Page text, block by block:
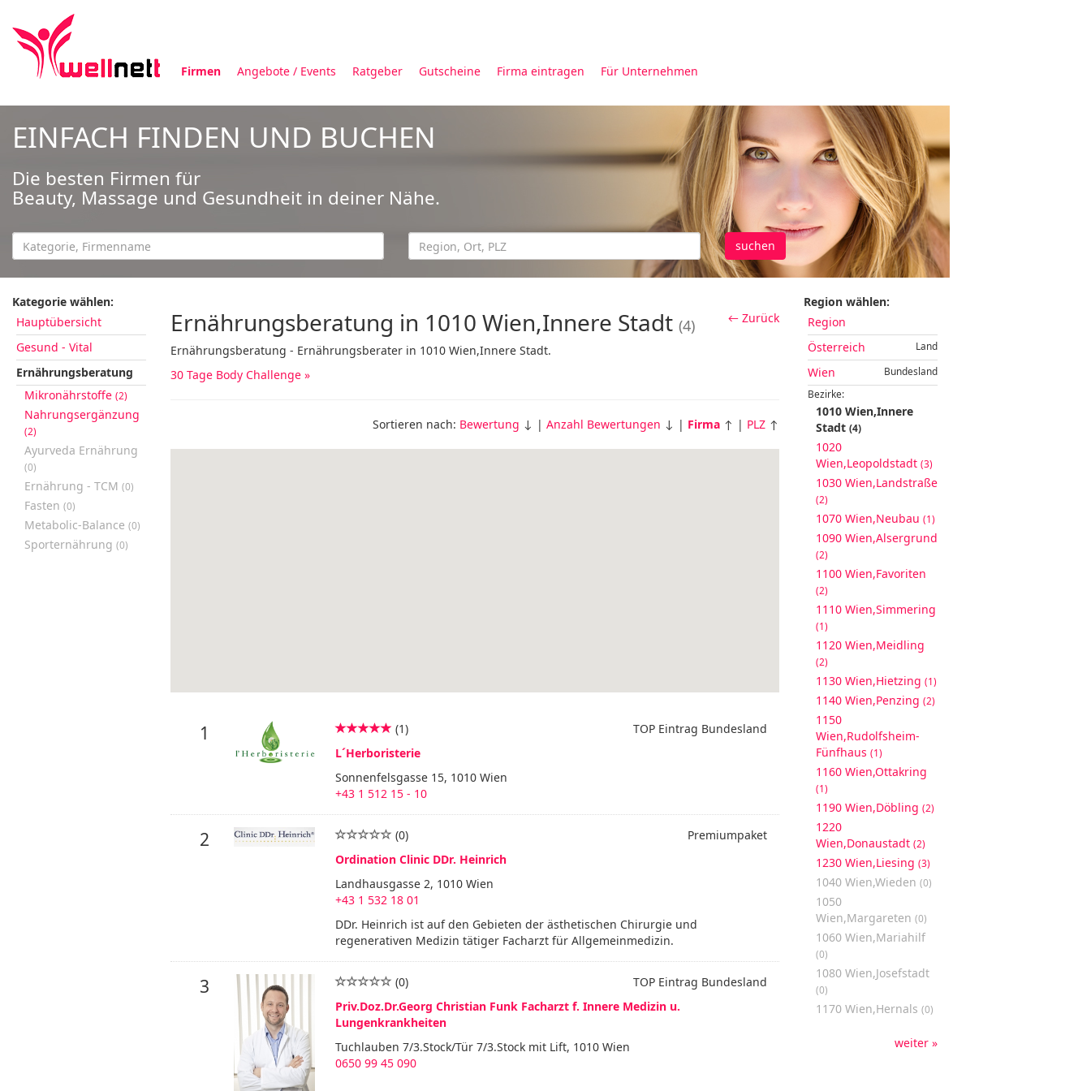
Firmen Angebote / Events Ratgeber Gutscheine Firma eintragen Für Unternehmen
EINFACH FINDEN UND BUCHEN
Die besten Firmen für
Beauty, Massage und Gesundheit in deiner Nähe.
suchen
Kategorie wählen:
Hauptübersicht
Gesund - Vital
Ernährungsberatung
Mikronährstoffe (2)
Nahrungsergänzung
(2)
Ayurveda Ernährung
(0)
Ernährung - TCM (0)
Fasten (0)
Metabolic-Balance (0)
Sporternährung (0)
← Zurück
Ernährungsberatung in 1010 Wien,Innere Stadt (4)
Ernährungsberatung - Ernährungsberater in 1010 Wien,Innere Stadt.
30 Tage Body Challenge »
Sortieren nach: Bewertung ↓ | Anzahl Bewertungen ↓ | Firma ↑ | PLZ ↑
1 TOP Eintrag Bundesland
(1)
L´Herboristerie
Sonnenfelsgasse 15, 1010 Wien
+43 1 512 15 - 10
2 Premiumpaket
(0)
Ordination Clinic DDr. Heinrich
Landhausgasse 2, 1010 Wien
+43 1 532 18 01
DDr. Heinrich ist auf den Gebieten der ästhetischen Chirurgie und
regenerativen Medizin tätiger Facharzt für Allgemeinmedizin.
3 TOP Eintrag Bundesland
(0)
Priv.Doz.Dr.Georg Christian Funk Facharzt f. Innere Medizin u.
Lungenkrankheiten
Tuchlauben 7/3.Stock/Tür 7/3.Stock mit Lift, 1010 Wien
0650 99 45 090
Region wählen:
Region
Land
Österreich
Bundesland
Wien
Bezirke:
1010 Wien,Innere
Stadt (4)
1020
Wien,Leopoldstadt (3)
1030 Wien,Landstraße
(2)
1070 Wien,Neubau (1)
1090 Wien,Alsergrund
(2)
1100 Wien,Favoriten
(2)
1110 Wien,Simmering
(1)
1120 Wien,Meidling
(2)
1130 Wien,Hietzing (1)
1140 Wien,Penzing (2)
1150
Wien,Rudolfsheim-
Fünfhaus (1)
1160 Wien,Ottakring
(1)
1190 Wien,Döbling (2)
1220
Wien,Donaustadt (2)
1230 Wien,Liesing (3)
1040 Wien,Wieden (0)
1050
Wien,Margareten (0)
1060 Wien,Mariahilf
(0)
1080 Wien,Josefstadt
(0)
1170 Wien,Hernals (0)
weiter »